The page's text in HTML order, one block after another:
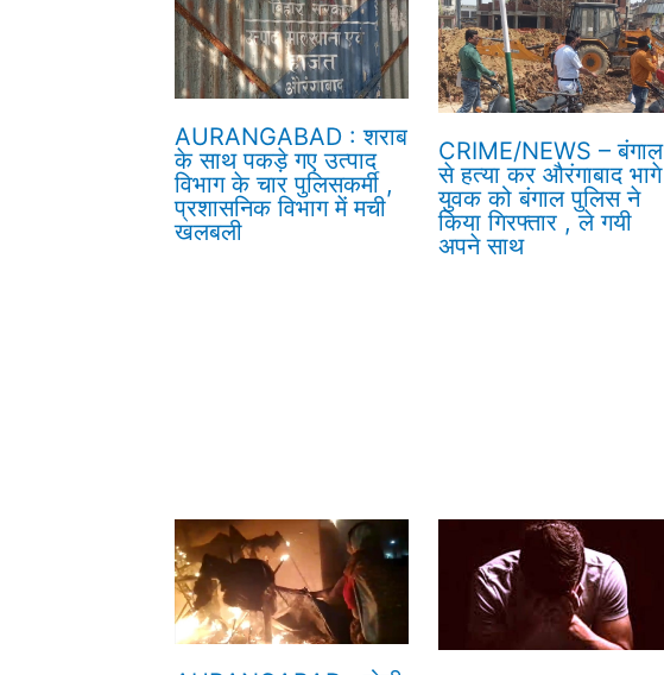
AURANGABAD : शराब
के साथ पकड़े गए उत्पाद
विभाग के चार पुलिसकर्मी ,
प्रशासनिक विभाग में मची
खलबली
CRIME/NEWS – बंगाल
से हत्या कर औरंगाबाद भागे
युवक को बंगाल पुलिस ने
किया गिरफ्तार , ले गयी
अपने साथ